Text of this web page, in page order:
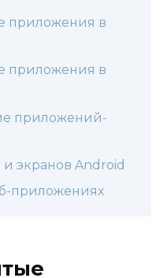
приложения в
приложения в
приложений-
экранов Android
приложениях